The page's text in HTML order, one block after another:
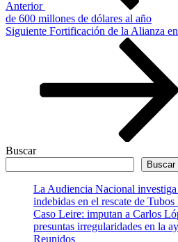
Anterior
de 600 millones de dólares al año
Siguiente
Siguiente Fortificación de la Alianza
Buscar
Buscar
La Audiencia Nacional
indebidas en el rescate de
Caso Leire: imputan a Carlos
presuntas irregularidades en la
Reunidos